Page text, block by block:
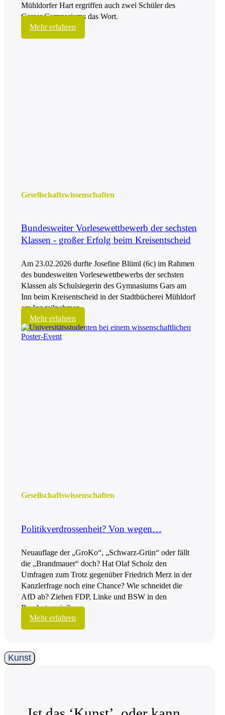
Mühldorfer Hart ergriffen auch zwei Schüler des
Garser Gymnasiums das Wort.
Mehr erfahren
Gesell­schafts­wissen­schaften
Bundesweiter Vorlesewettbewerb der sechsten
Klassen - großer Erfolg beim Kreisentscheid
Am 23.02.2026 durfte Josefine Blüml (6c) im Rahmen
des bundesweiten Vorlesewettbewerbs der sechsten
Klassen als Schulsiegerin des Gymnasiums Gars am
Inn beim Kreisentscheid in der Stadtbücherei Mühldorf
am Inn teilnehmen.
Mehr erfahren
Gesell­schafts­wissen­schaften
Politikverdrossenheit? Von wegen…
Neuauflage der „GroKo“, „Schwarz-Grün“ oder fällt
die „Brandmauer“ doch? Hat Olaf Scholz den
Umfragen zum Trotz gegenüber Friedrich Merz in der
Kanzlerfrage noch eine Chance? Wie schneidet die
AfD ab? Ziehen FDP, Linke und BSW in den
Bundestag ein?
Mehr erfahren
Kunst